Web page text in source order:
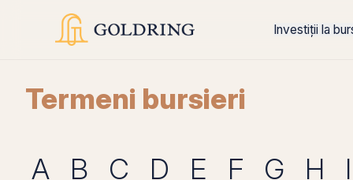
Investiții la
Termeni bursieri
A B C D E F G H I